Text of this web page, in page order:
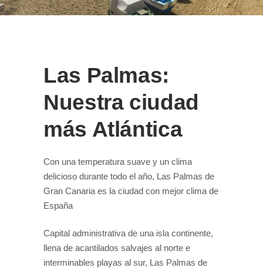
Las Palmas:
Nuestra ciudad
más Atlántica
Con una temperatura suave y un clima
delicioso durante todo el año, Las Palmas de
Gran Canaria es la ciudad con mejor clima de
España
Capital administrativa de una isla continente,
llena de acantilados salvajes al norte e
interminables playas al sur, Las Palmas de